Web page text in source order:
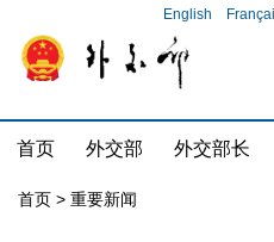
English
首页 外交部 外交部长
首页 > 重要新闻